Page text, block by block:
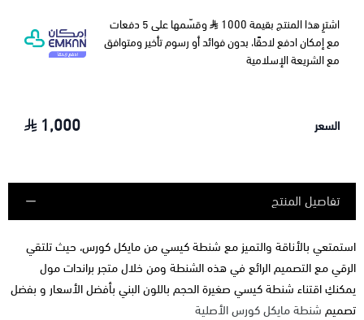
اشترِ هذا المنتج بقيمة 1000
وقسّمها على 5 دفعات
مع إمكان ادفع لاحقًا، بدون فوائد أو رسوم تأخير ومتوافق
مع الشريعة الإسلامية
السعر 1,000
تفاصيل المنتج
استمتعي بالأناقة والتميز مع شنطة كيسي من مايكل كورس، حيث تلتقي
الرقي مع التصميم الرائع في هذه الشنطة ومن خلال متجر براندات مول
يمكنكِ اقتناء شنطة كيسي صغيرة الحجم باللون البني بأفضل الأسعار و بفضل
تصميم شنطة مايكل كورس الأصلية